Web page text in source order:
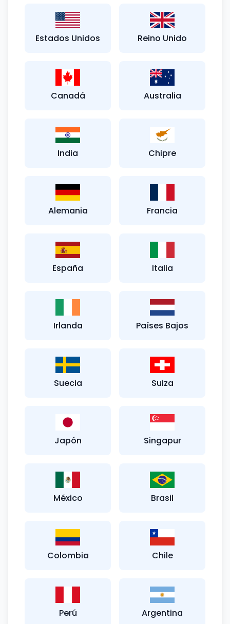
Estados Unidos Reino Unido
Canadá Australia
India Chipre
Alemania Francia
España Italia
Irlanda Países Bajos
Suecia Suiza
Japón Singapur
México Brasil
Colombia Chile
Perú Argentina